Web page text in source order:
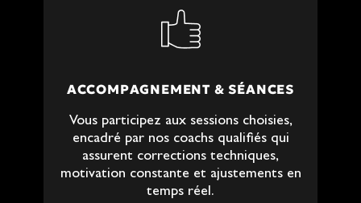
ACCOMPAGNEMENT & SÉANCES
Vous participez aux sessions choisies,
encadré par nos coachs qualifiés qui
assurent corrections techniques,
motivation constante et ajustements en
temps réel.